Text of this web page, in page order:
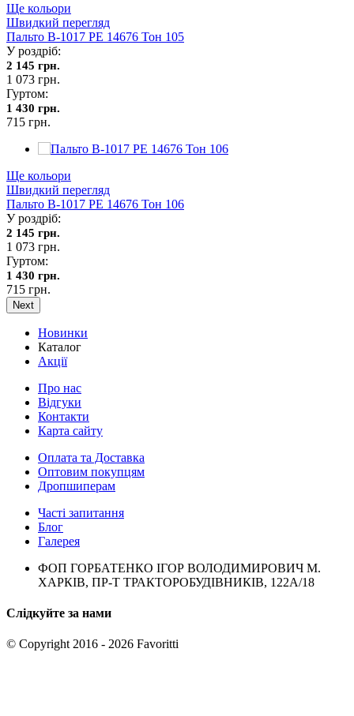
Ще кольори
Швидкий перегляд
Пальто В-1017 PE 14676 Тон 105
У роздріб:
2 145 грн.
1 073 грн.
Гуртом:
1 430 грн.
715 грн.
Ще кольори
Швидкий перегляд
Пальто В-1017 PE 14676 Тон 106
У роздріб:
2 145 грн.
1 073 грн.
Гуртом:
1 430 грн.
715 грн.
Next
Новинки
Каталог
Акції
Про нас
Відгуки
Контакти
Карта сайту
Оплата та Доставка
Оптовим покупцям
Дропшиперам
Часті запитання
Блог
Галерея
ФОП ГОРБАТЕНКО ІГОР ВОЛОДИМИРОВИЧ М.
ХАРКІВ, ПР-Т ТРАКТОРОБУДІВНИКІВ, 122А/18
Слідкуйте за нами
© Copyright 2016 - 2026 Favoritti